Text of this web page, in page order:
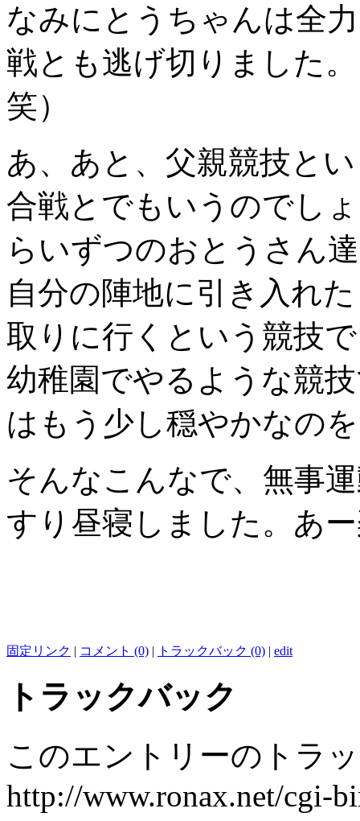
なみにとうちゃんは全
戦とも逃げ切りました
笑）
あ、あと、父親競技と
合戦とでもいうのでし
らいずつのおとうさん
自分の陣地に引き入れ
取りに行くという競技
幼稚園でやるような競
はもう少し穏やかなの
そんなこんなで、無事
すり昼寝しました。あ
固定リンク | コメント (0) | トラックバック (0) | edit
トラックバック
このエントリーのトラ
http://www.ronax.net/cgi-